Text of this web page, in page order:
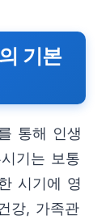
기본
통해 인생
기는 보통
시기에 영
강, 가족관